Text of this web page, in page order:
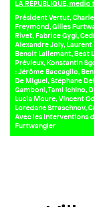
LA RÉPUBLIQUE,
Président Vertut,
Freymond, Gilles
Rivet, Fabrice Gygi,
Alexandre Joly, Laurent
Benoit Lallemant, Beat
Prévieux, Konstantin
: Jérôme Baccaglio,
De Miguel, Stéphane
Gamboni, Tami Ichino,
Lucia Moure, Vincent
Loredane Straschnov,
Avec les interventions
Furtwangler